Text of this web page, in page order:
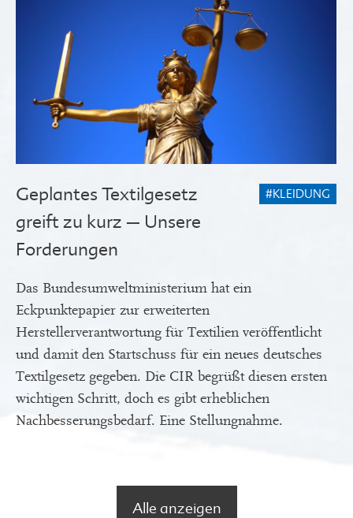
#KLEIDUNG
Geplantes Textilgesetz
greift zu kurz – Unsere
Forderungen
Das Bundesumweltministerium hat ein
Eckpunktepapier zur erweiterten
Herstellerverantwortung für Textilien veröffentlicht
und damit den Startschuss für ein neues deutsches
Textilgesetz gegeben. Die CIR begrüßt diesen ersten
wichtigen Schritt, doch es gibt erheblichen
Nachbesserungsbedarf. Eine Stellungnahme.
Alle anzeigen